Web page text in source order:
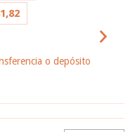
o depósito